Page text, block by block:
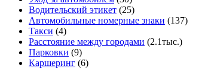
Водительский этикет (25)
Автомобильные номерные знаки (137)
Такси (4)
Расстояние между городами (2.1тыс.)
Парковки (9)
Каршеринг (6)